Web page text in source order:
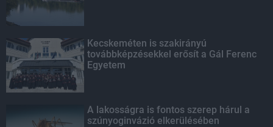
Kecskeméten is szakirányú
továbbképzésekkel erősít a Gál Ferenc
Egyetem
A lakosságra is fontos szerep hárul a
szúnyoginvázió elkerülésében